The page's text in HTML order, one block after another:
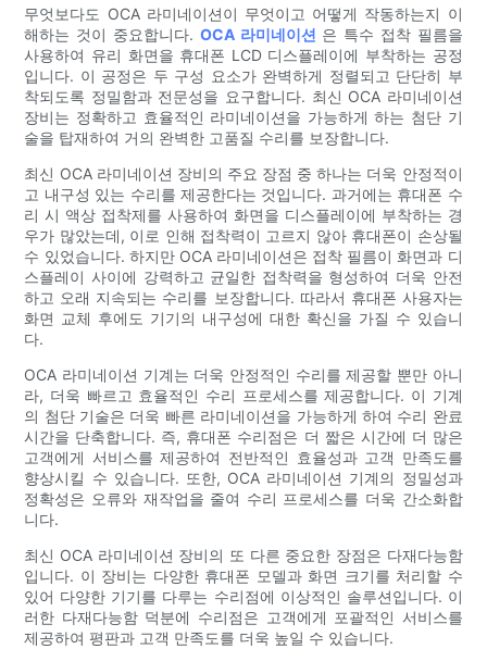
무엇보다도 OCA 라미네이션이 무엇이고 어떻게 작동하는지 이
해하는 것이 중요합니다. OCA 라미네이션 은 특수 접착 필름을
사용하여 유리 화면을 휴대폰 LCD 디스플레이에 부착하는 공정
입니다. 이 공정은 두 구성 요소가 완벽하게 정렬되고 단단히 부
착되도록 정밀함과 전문성을 요구합니다. 최신 OCA 라미네이션
장비는 정확하고 효율적인 라미네이션을 가능하게 하는 첨단 기
술을 탑재하여 거의 완벽한 고품질 수리를 보장합니다.
최신 OCA 라미네이션 장비의 주요 장점 중 하나는 더욱 안정적이
고 내구성 있는 수리를 제공한다는 것입니다. 과거에는 휴대폰 수
리 시 액상 접착제를 사용하여 화면을 디스플레이에 부착하는 경
우가 많았는데, 이로 인해 접착력이 고르지 않아 휴대폰이 손상될
수 있었습니다. 하지만 OCA 라미네이션은 접착 필름이 화면과 디
스플레이 사이에 강력하고 균일한 접착력을 형성하여 더욱 안전
하고 오래 지속되는 수리를 보장합니다. 따라서 휴대폰 사용자는
화면 교체 후에도 기기의 내구성에 대한 확신을 가질 수 있습니
다.
OCA 라미네이션 기계는 더욱 안정적인 수리를 제공할 뿐만 아니
라, 더욱 빠르고 효율적인 수리 프로세스를 제공합니다. 이 기계
의 첨단 기술은 더욱 빠른 라미네이션을 가능하게 하여 수리 완료
시간을 단축합니다. 즉, 휴대폰 수리점은 더 짧은 시간에 더 많은
고객에게 서비스를 제공하여 전반적인 효율성과 고객 만족도를
향상시킬 수 있습니다. 또한, OCA 라미네이션 기계의 정밀성과
정확성은 오류와 재작업을 줄여 수리 프로세스를 더욱 간소화합
니다.
최신 OCA 라미네이션 장비의 또 다른 중요한 장점은 다재다능함
입니다. 이 장비는 다양한 휴대폰 모델과 화면 크기를 처리할 수
있어 다양한 기기를 다루는 수리점에 이상적인 솔루션입니다. 이
러한 다재다능함 덕분에 수리점은 고객에게 포괄적인 서비스를
제공하여 평판과 고객 만족도를 더욱 높일 수 있습니다.